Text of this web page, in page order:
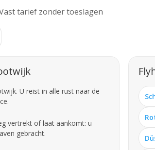
Vast tarief zonder toeslagen
U reist in alle rust naar de
vertrekt of laat aankomt: u
gebracht.